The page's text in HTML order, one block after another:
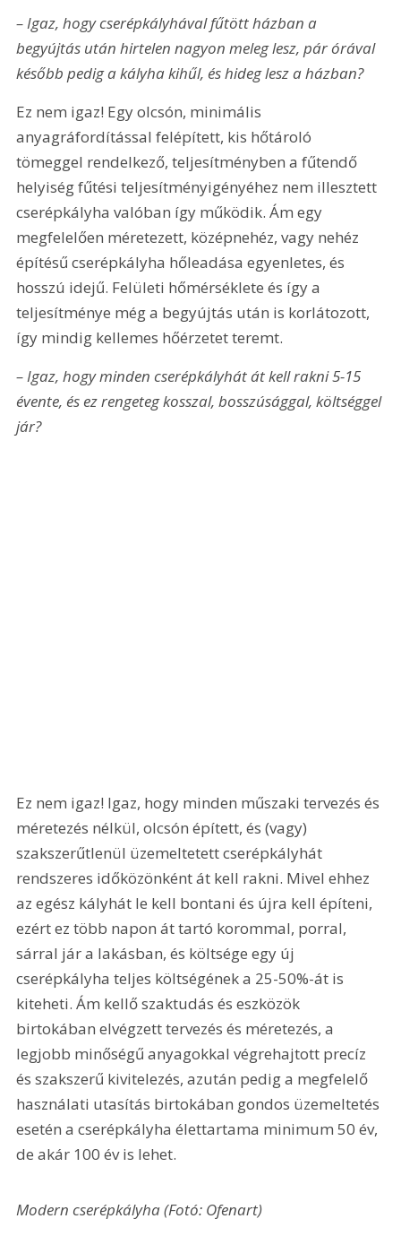
– Igaz, hogy cserépkályhával fűtött házban a
begyújtás után hirtelen nagyon meleg lesz, pár órával
később pedig a kályha kihűl, és hideg lesz a házban?
Ez nem igaz! Egy olcsón, minimális
anyagráfordítással felépített, kis hőtároló
tömeggel rendelkező, teljesítményben a fűtendő
helyiség fűtési teljesítményigényéhez nem illesztett
cserépkályha valóban így működik. Ám egy
megfelelően méretezett, középnehéz, vagy nehéz
építésű cserépkályha hőleadása egyenletes, és
hosszú idejű. Felületi hőmérséklete és így a
teljesítménye még a begyújtás után is korlátozott,
így mindig kellemes hőérzetet teremt.
– Igaz, hogy minden cserépkályhát át kell rakni 5-15
évente, és ez rengeteg kosszal, bosszúsággal, költséggel
jár?
Ez nem igaz! Igaz, hogy minden műszaki tervezés és
méretezés nélkül, olcsón épített, és (vagy)
szakszerűtlenül üzemeltetett cserépkályhát
rendszeres időközönként át kell rakni. Mivel ehhez
az egész kályhát le kell bontani és újra kell építeni,
ezért ez több napon át tartó korommal, porral,
sárral jár a lakásban, és költsége egy új
cserépkályha teljes költségének a 25-50%-át is
kiteheti. Ám kellő szaktudás és eszközök
birtokában elvégzett tervezés és méretezés, a
legjobb minőségű anyagokkal végrehajtott precíz
és szakszerű kivitelezés, azután pedig a megfelelő
használati utasítás birtokában gondos üzemeltetés
esetén a cserépkályha élettartama minimum 50 év,
de akár 100 év is lehet.
Modern cserépkályha (Fotó: Ofenart)